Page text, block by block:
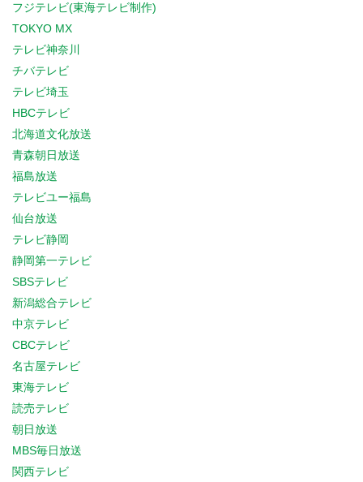
フジテレビ(東海テレビ制作)
TOKYO MX
テレビ神奈川
チバテレビ
テレビ埼玉
HBCテレビ
北海道文化放送
青森朝日放送
福島放送
テレビユー福島
仙台放送
テレビ静岡
静岡第一テレビ
SBSテレビ
新潟総合テレビ
中京テレビ
CBCテレビ
名古屋テレビ
東海テレビ
読売テレビ
朝日放送
MBS毎日放送
関西テレビ